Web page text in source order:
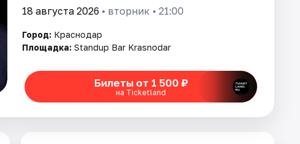
18 августа 2026 • вторник • 21:00
Город: Краснодар
Площадка: Standup Bar Krasnodar
Билеты от 1 500 ₽
на Ticketland